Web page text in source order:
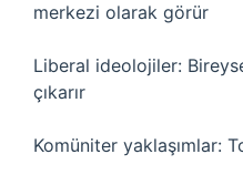
merkezi olarak görür
Liberal ideolojiler:
çıkarır
Komüniter yaklaşımlar: